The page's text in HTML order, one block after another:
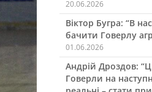
20.06.2026
Віктор Бугра: “В
бачити Говерлу
01.06.2026
Андрій Дроздов:
Говерли на